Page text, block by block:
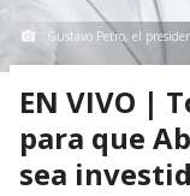
Gustavo Petro, el
EN VIVO |
para que
sea